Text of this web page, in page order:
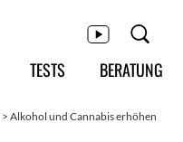
TESTS BERATUNG
> Alkohol und Cannabis erhöhen